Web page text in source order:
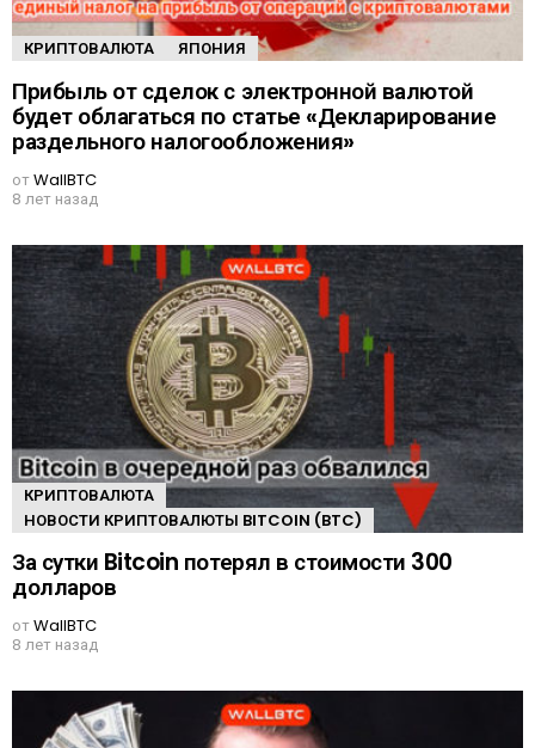
КРИПТОВАЛЮТА ЯПОНИЯ
Прибыль от сделок с электронной валютой
будет облагаться по статье «Декларирование
раздельного налогообложения»
отWallBTC
8 лет назад
КРИПТОВАЛЮТА
НОВОСТИ КРИПТОВАЛЮТЫ BITCOIN (BTC)
За сутки Bitcoin потерял в стоимости 300
долларов
отWallBTC
8 лет назад